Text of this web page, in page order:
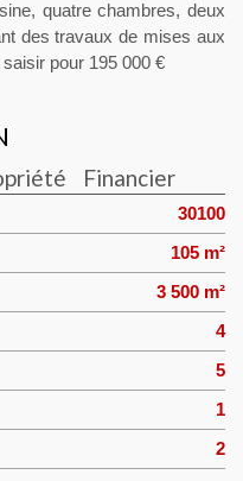
quatre chambres, deux
des travaux de mises aux
pour 195 000 €
Financier
30100
105 m²
3 500 m²
4
5
1
2